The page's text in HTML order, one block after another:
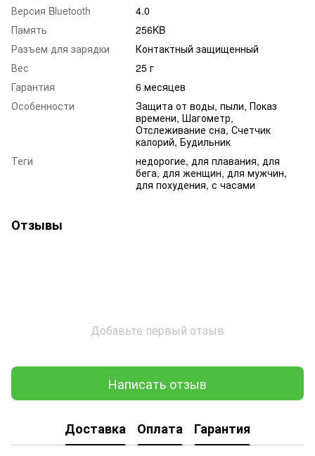
Версия Bluetooth
4.0
Память
256KB
Разъем для зарядки
Контактный защищенный
Вес
25 г
Гарантия
6 месяцев
Особенности
Защита от воды, пыли, Показ
времени, Шагометр,
Отслеживание сна, Счетчик
калорий, Будильник
Теги
недорогие, для плавания, для
бега, для женщин, для мужчин,
для похудения, с часами
Отзывы
Добавьте первый отзыв
Написать отзыв
Доставка Оплата Гарантия